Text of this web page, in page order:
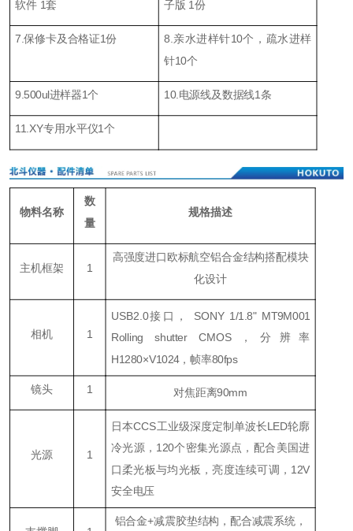
软件 1套 子版 1份
7.保修卡及合格证1份
8.亲水进样针10个，疏水进样
针10个
9.500ul进样器1个 10.电源线及数据线1条
11.XY专用水平仪1个
物料名称
数
量
规格描述
主机框架 1
高强度进口欧标航空铝合金结构搭配模块
化设计
相机 1
USB2.0接口， SONY 1/1.8" MT9M001
Rolling shutter CMOS，分辨率
H1280×V1024，帧率80fps
镜头 1 对焦距离90mm
光源 1
日本CCS工业级深度定制单波长LED轮廓
冷光源，120个密集光源点，配合美国进
口柔光板与均光板，亮度连续可调，12V
安全电压
铝合金+减震胶垫结构，配合减震系统，